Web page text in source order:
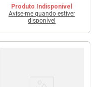
Produto Indisponível
Avise-me quando estiver
disponível